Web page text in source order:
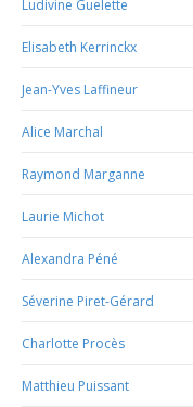
Ludivine Guelette
Elisabeth Kerrinckx
Jean-Yves Laffineur
Alice Marchal
Raymond Marganne
Laurie Michot
Alexandra Péné
Séverine Piret-Gérard
Charlotte Procès
Matthieu Puissant